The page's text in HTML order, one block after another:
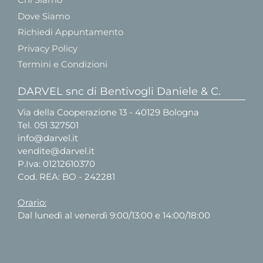
Dove Siamo
Richiedi Appuntamento
Privacy Policy
Termini e Condizioni
DARVEL snc di Bentivogli Daniele & C.
Via della Cooperazione 13 - 40129 Bologna
Tel. 051 327501
info@darvel.it
vendite@darvel.it
P.Iva: 01212610370
Cod. REA: BO - 242281
Orario:
Dal lunedì al venerdì 9:00/13:00 e 14:00/18:00